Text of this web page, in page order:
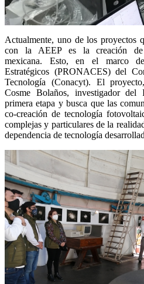
Actualmente, uno de los proyectos
con la AEEP es la creación de
mexicana. Esto, en el marco
Estratégicos (PRONACES) del
Tecnología (Conacyt). El
Cosme Bolaños, investigador
primera etapa y busca que las
co-creación de tecnología
complejas y particulares de la
dependencia de tecnología